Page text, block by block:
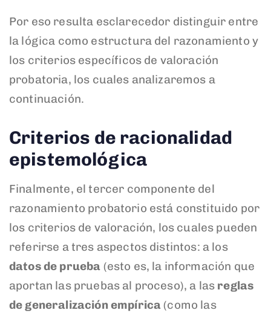
Por eso resulta esclarecedor distinguir entre
la lógica como estructura del razonamiento y
los criterios específicos de valoración
probatoria, los cuales analizaremos a
continuación.
Criterios de racionalidad
epistemológica
Finalmente, el tercer componente del
razonamiento probatorio está constituido por
los criterios de valoración, los cuales pueden
referirse a tres aspectos distintos: a los
datos de prueba (esto es, la información que
aportan las pruebas al proceso), a las reglas
de generalización empírica (como las